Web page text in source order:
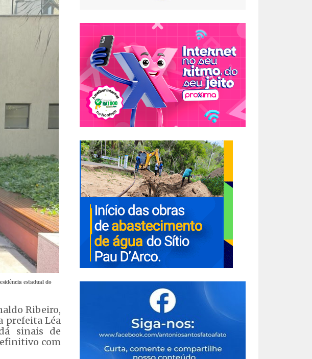
estadual do
Ribeiro,
prefeita Léa
sinais de
com